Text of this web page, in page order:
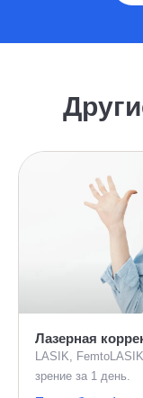
Лазерная
LASIK,
зрение за 1 день.